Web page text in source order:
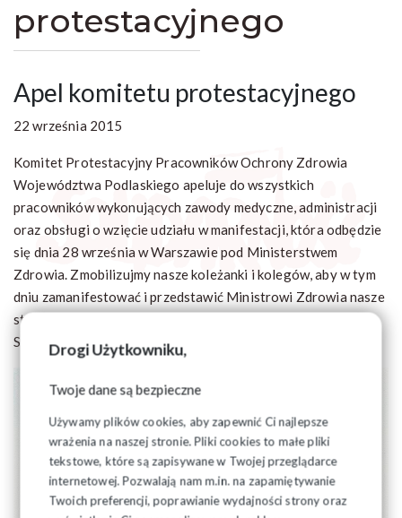
Drogi Użytkowniku,
Twoje dane są bezpieczne
Używamy plików cookies, aby zapewnić Ci najlepsze
wrażenia na naszej stronie. Pliki cookies to małe pliki
tekstowe, które są zapisywane w Twojej przeglądarce
internetowej. Pozwalają nam m.in. na zapamiętywanie
Twoich preferencji, poprawianie wydajności strony oraz
protestacyjnego
Apel komitetu protestacyjnego
22 września 2015
Komitet Protestacyjny Pracowników Ochrony Zdrowia
Województwa Podlaskiego apeluje do wszystkich
pracowników wykonujących zawody medyczne, administracji
oraz obsługi o wzięcie udziału w manifestacji, która odbędzie
się dnia 28 września w Warszawie pod Ministerstwem
Zdrowia. Zmobilizujmy nasze koleżanki i kolegów, aby w tym
dniu zamanifestować i przedstawić Ministrowi Zdrowia nasze
stanowisko, że nie zgadzamy się na bycie „Traktowanym
Specjalnie”